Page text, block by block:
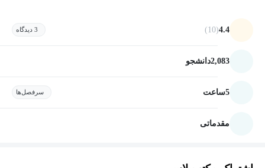
4.4
(10) 3 دیدگاه
2,083دانشجو
5ساعت سرفصل‌ها
مقدماتی